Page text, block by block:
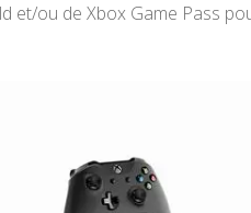
et/ou de Xbox Game Pass